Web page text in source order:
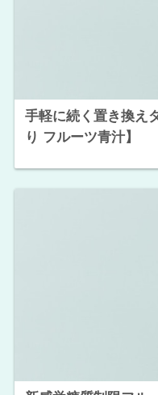
手軽に続く置き換え
り フルーツ青汁】